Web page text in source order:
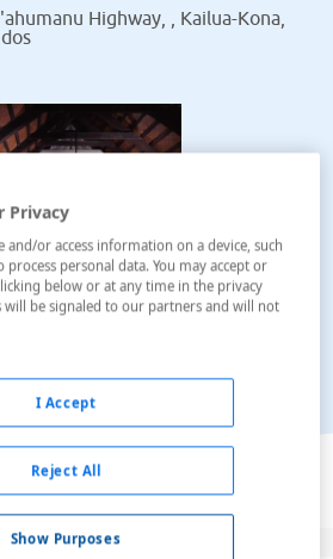
Highway, , Kailua-Kona,
en el mapa
Privacy
or access information on a device, such
process personal data. You may accept or
below or at any time in the privacy
will be signaled to our partners and will not
Show Purposes
Reject All
I Accept